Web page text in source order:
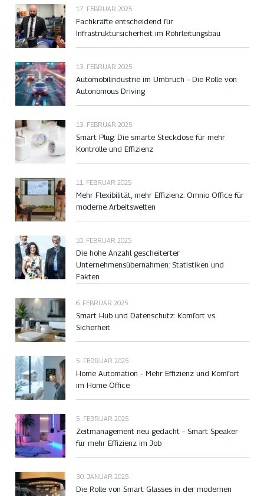
17. FEBRUAR 2025
Fachkräfte entscheidend für
Infrastruktursicherheit im Rohrleitungsbau
13. FEBRUAR 2025
Automobilindustrie im Umbruch – Die Rolle von
Autonomous Driving
13. FEBRUAR 2025
Smart Plug: Die smarte Steckdose für mehr
Kontrolle und Effizienz
11. FEBRUAR 2025
Mehr Flexibilität, mehr Effizienz: Omnio Office für
moderne Arbeitswelten
10. FEBRUAR 2025
Die hohe Anzahl gescheiterter
Unternehmensübernahmen: Statistiken und
Fakten
6. FEBRUAR 2025
Smart Hub und Datenschutz: Komfort vs.
Sicherheit
5. FEBRUAR 2025
Home Automation – Mehr Effizienz und Komfort
im Home Office
5. FEBRUAR 2025
Zeitmanagement neu gedacht – Smart Speaker
für mehr Effizienz im Job
30. JANUAR 2025
Die Rolle von Smart Glasses in der modernen